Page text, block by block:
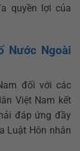
quyền lợi của
Nước Ngoài
đối với các
Việt Nam kết
đáp ứng đầy
Luật Hôn nhân